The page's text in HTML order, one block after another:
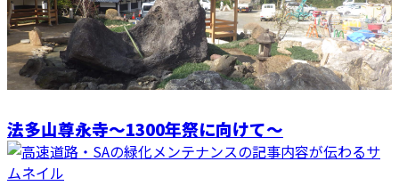
法多山尊永寺～1300年祭に向けて～